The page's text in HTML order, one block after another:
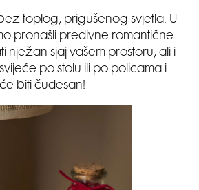
toplog, prigušenog svjetla. U
pronašli predivne romantične
nježan sjaj vašem prostoru, ali i
po stolu ili po policama i
biti čudesan!